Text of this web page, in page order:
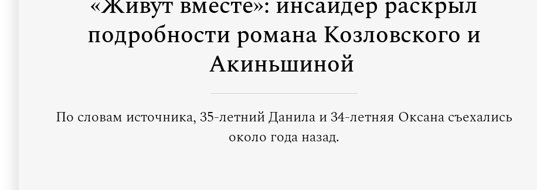
подробности романа Козловского и
Акиньшиной
По словам источника, 35-летний Данила и 34-летняя Оксана съехались
около года назад.